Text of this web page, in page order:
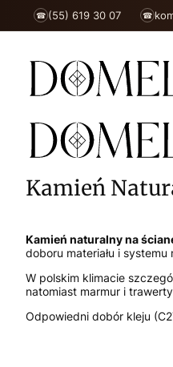
☎ (55) 619 30 07 ☎
Kamień
Kamień naturalny na
doboru materiału i systemu
W polskim klimacie
natomiast marmur i
Odpowiedni dobór kleju